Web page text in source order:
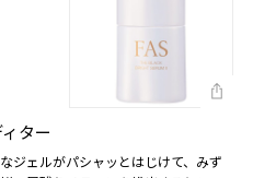
ター
ジェルがパシャッとはじけて、みず